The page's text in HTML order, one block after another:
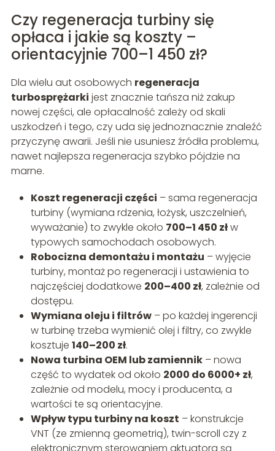
Czy regeneracja turbiny się
opłaca i jakie są koszty –
orientacyjnie 700–1 450 zł?
Dla wielu aut osobowych regeneracja
turbosprężarki jest znacznie tańsza niż zakup
nowej części, ale opłacalność zależy od skali
uszkodzeń i tego, czy uda się jednoznacznie znaleźć
przyczynę awarii. Jeśli nie usuniesz źródła problemu,
nawet najlepsza regeneracja szybko pójdzie na
marne.
Koszt regeneracji części – sama regeneracja
turbiny (wymiana rdzenia, łożysk, uszczelnień,
wyważanie) to zwykle około 700–1 450 złw
typowych samochodach osobowych.
Robocizna demontażu i montażu – wyjęcie
turbiny, montaż po regeneracji i ustawienia to
najczęściej dodatkowe 200–400 zł, zależnie od
dostępu.
Wymiana oleju i filtrów– po każdej ingerencji
w turbinę trzeba wymienić olej i filtry, co zwykle
kosztuje 140–200 zł.
Nowa turbina OEM lub zamiennik– nowa
część to wydatek od około 2000 do 6000+ zł,
zależnie od modelu, mocy i producenta, a
wartości te są orientacyjne.
Wpływ typu turbiny na koszt – konstrukcje
VNT (ze zmienną geometrią), twin-scroll czy z